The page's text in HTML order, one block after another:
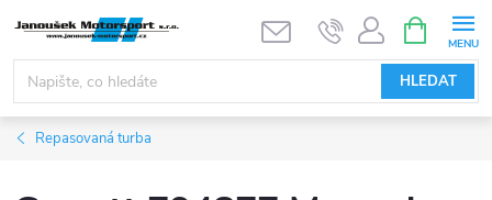
obsah
HLEDAT
NÁKUPNÍ
KOŠÍK
Repasovaná turba